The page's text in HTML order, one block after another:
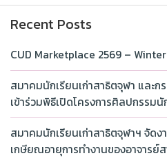
Recent Posts
CUD Marketplace 2569 –
สมาคมนักเรียนเก่าสาธิตจุฬา และก
เข้าร่วมพิธีเปิดโครงการศิลปกรรมนั
สมาคมนักเรียนเก่าสาธิตจุฬาฯ จัด
เกษียณอายุการทำงานของอาจารย์